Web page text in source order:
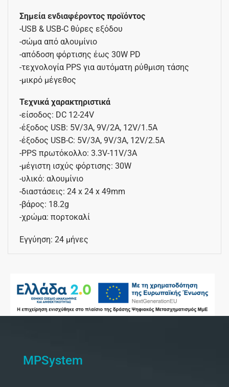
Σημεία ενδιαφέροντος προϊόντος
-USB & USB-C θύρες εξόδου
-σώμα από αλουμίνιο
-απόδοση φόρτισης έως 30W PD
-τεχνολογία PPS για αυτόματη ρύθμιση τάσης
-μικρό μέγεθος
Τεχνικά χαρακτηριστικά
-είσοδος: DC 12-24V
-έξοδος USB: 5V/3A, 9V/2A, 12V/1.5A
-έξοδος USB-C: 5V/3A, 9V/3A, 12V/2.5A
-PPS πρωτόκολλο: 3.3V-11V/3A
-μέγιστη ισχύς φόρτισης: 30W
-υλικό: αλουμίνιο
-διαστάσεις: 24 x 24 x 49mm
-βάρος: 18.2g
-χρώμα: πορτοκαλί
Εγγύηση: 24 μήνες
MPSystem